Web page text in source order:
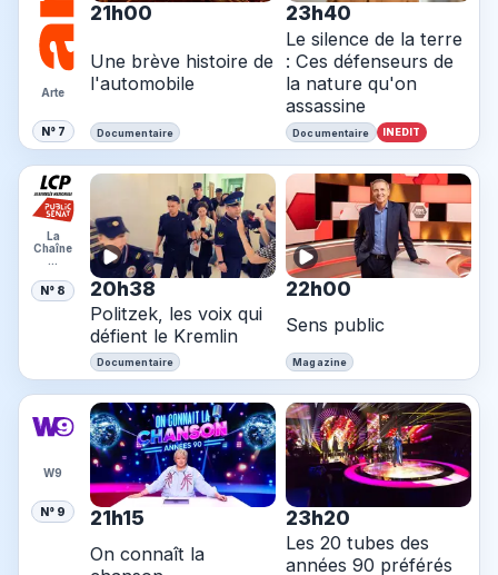
Arte
N° 7
21h00
Une brève histoire de
l'automobile
Documentaire
23h40
Le silence de la terre
: Ces défenseurs de
la nature qu'on
assassine
Documentaire INEDIT
La
Chaîne
…
N° 8 20h38
Politzek, les voix qui
défient le Kremlin
Documentaire
22h00
Sens public
Magazine
W9
N° 9 21h15
On connaît la
23h20
Les 20 tubes des
années 90 préférés